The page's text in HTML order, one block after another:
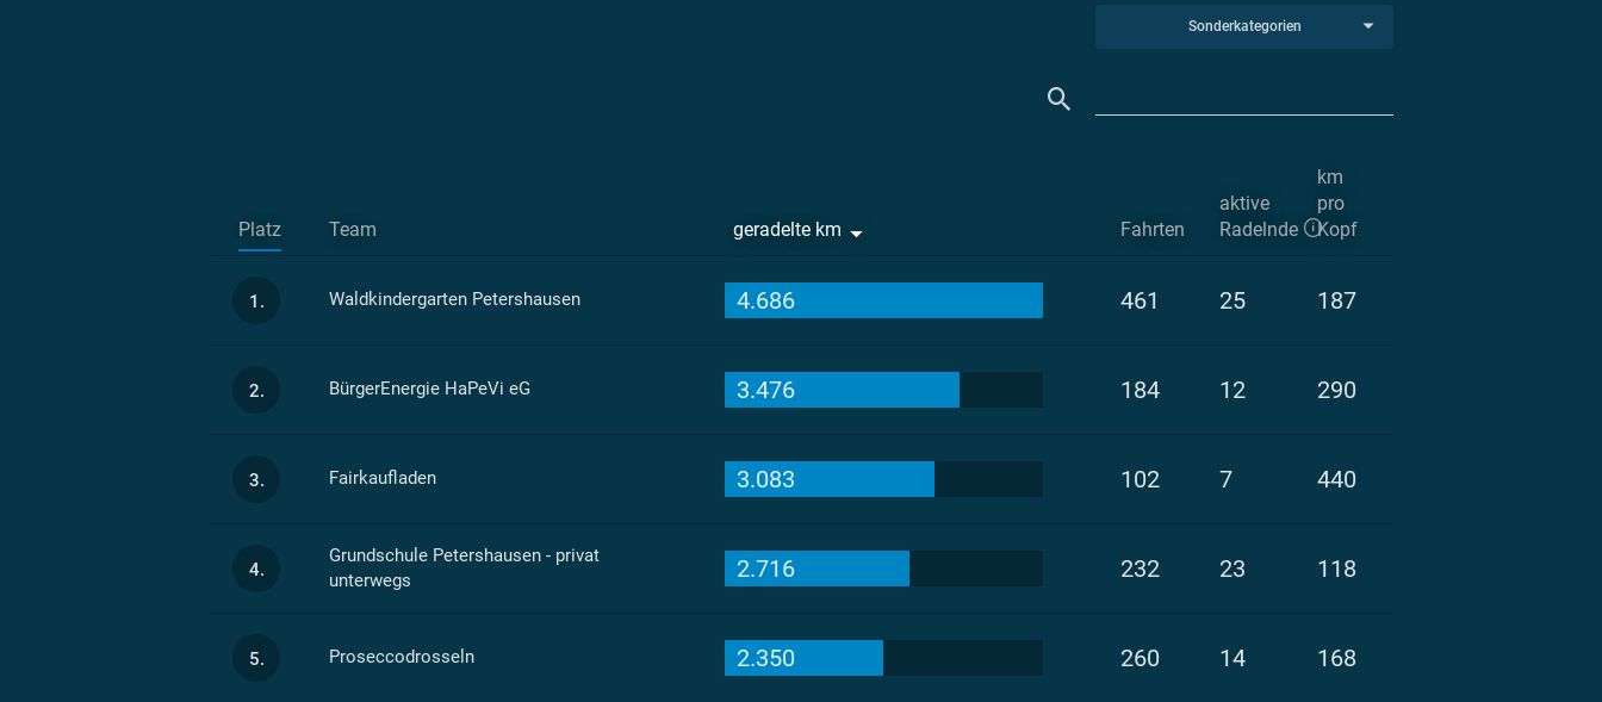
Sonderkategorien
Platz Team geradelte km Fahrten
aktive
Radelnde
km
pro
Kopf
1. Waldkindergarten Petershausen 4.686 461 25 187
2. BürgerEnergie HaPeVi eG 3.476 184 12 290
3. Fairkaufladen 3.083 102 7 440
4.
Grundschule Petershausen - privat
unterwegs
2.716 232 23 118
5. Proseccodrosseln 2.350 260 14 168